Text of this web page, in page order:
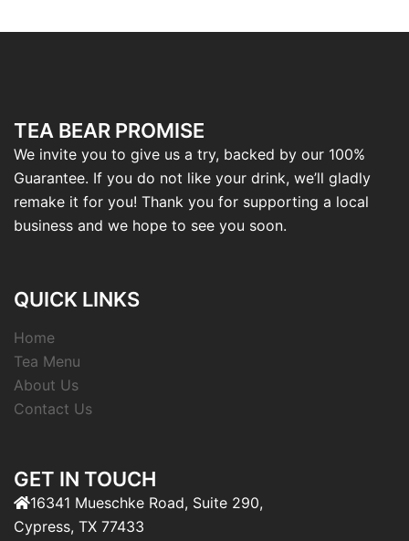
TEA BEAR PROMISE
We invite you to give us a try, backed by our 100%
Guarantee. If you do not like your drink, we’ll gladly
remake it for you! Thank you for supporting a local
business and we hope to see you soon.
QUICK LINKS
Home
Tea Menu
About Us
Contact Us
GET IN TOUCH
16341 Mueschke Road, Suite 290,
Cypress, TX 77433